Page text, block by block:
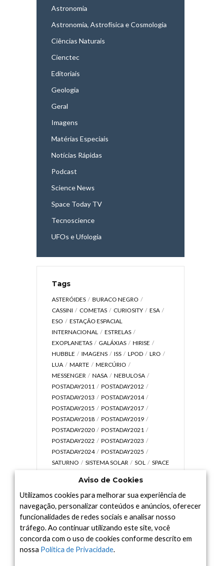
Astronomia
Astronomia, Astrofísica e Cosmologia
Ciências Naturais
Cienctec
Editoriais
Geologia
Geral
Imagens
Matérias Especiais
Notícias Rápidas
Podcast
Science News
Space Today TV
Tecnoscience
UFOs e Ufologia
Tags
ASTERÓIDES
BURACO NEGRO
CASSINI
COMETAS CURIOSITY
ESA
ESO
ESTAÇÃO ESPACIAL
INTERNACIONAL
ESTRELAS
EXOPLANETAS
GALÁXIAS
HIRISE
HUBBLE
IMAGENS ISS LPOD
LRO
LUA
MARTE
MERCÚRIO
MESSENGER
NASA
NEBULOSA
POSTADAY2011
POSTADAY2012
POSTADAY2013
POSTADAY2014
POSTADAY2015
POSTADAY2017
POSTADAY2018
POSTADAY2019
POSTADAY2020
POSTADAY2021
POSTADAY2022
POSTADAY2023
POSTADAY2024
POSTADAY2025
SATURNO
SISTEMA SOLAR SOL
SPACE
UNIVERSO
VÍDEO
Arquivo
Arquivo
Aviso de Cookies
Utilizamos cookies para melhorar sua experiência de
navegação, personalizar conteúdos e anúncios, oferecer
funcionalidades de redes sociais e analisar nosso
tráfego. Ao continuar utilizando este site, você
concorda com o uso de cookies conforme descrito em
nossa Política de Privacidade.